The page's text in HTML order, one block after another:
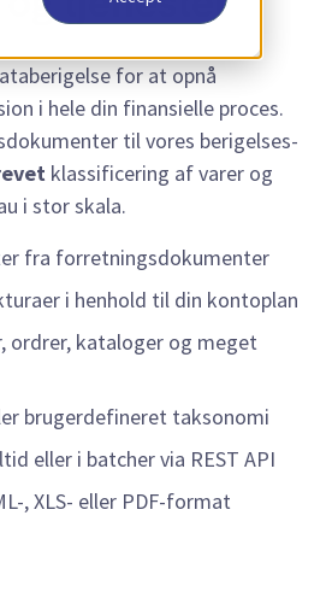
for at opnå
i hele din finansielle proces.
til vores berigelses-
klassificering af varer og
i stor skala.
fra forretningsdokumenter
i henhold til din kontoplan
ordrer, kataloger og meget
brugerdefineret taksonomi
eller i batcher via REST API
, XLS- eller PDF-format